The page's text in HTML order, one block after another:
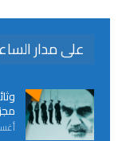
على مدار